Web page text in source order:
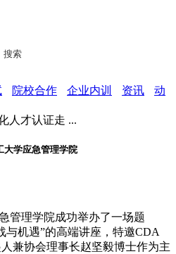
搜索
院校合作 企业内训 资讯
动
人才认证走 ...
大学应急管理学院
理学院成功举办了一场题
与机遇”的高端讲座，特邀CDA
兼协会理事长赵坚毅博士作为主